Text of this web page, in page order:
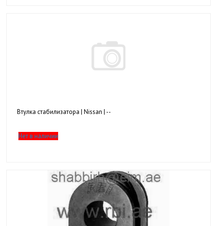
Втулка стабилизатора | Nissan | --
Нет в наличии